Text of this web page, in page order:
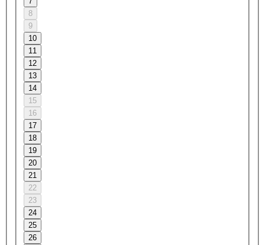
8
9
10
11
12
13
14
15
16
17
18
19
20
21
22
23
24
25
26